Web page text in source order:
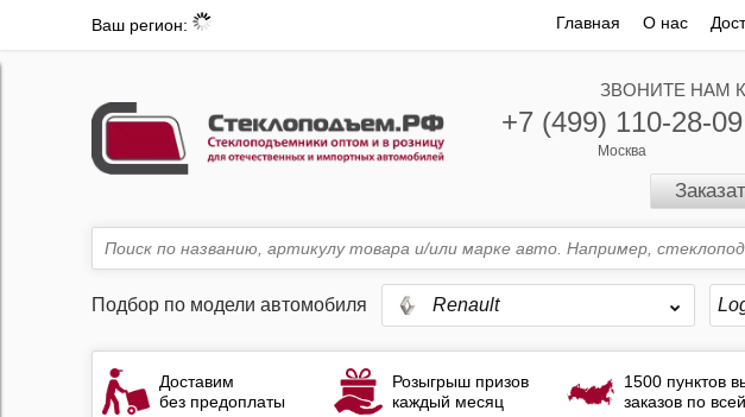
Ваш регион: Главная О нас
ЗВОНИТЕ НАМ
+7 (499) 110-28-09
Москва
Подбор по модели автомобиля Renault
Доставим
без предоплаты
Розыгрыш призов
каждый месяц
1500 пунктов
заказов по